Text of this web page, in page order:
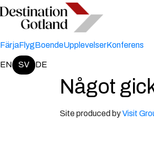
FärjaFlygBoendeUpplevelserKonferens
Change language:
EN SV DE
Något
Site produced byVisit